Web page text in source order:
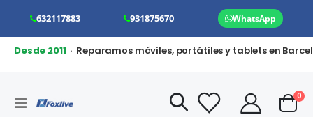
632117883 931875670 WhatsApp
Desde 2011· Reparamos móviles, portátiles y tablets en
Toggle
Cart
0